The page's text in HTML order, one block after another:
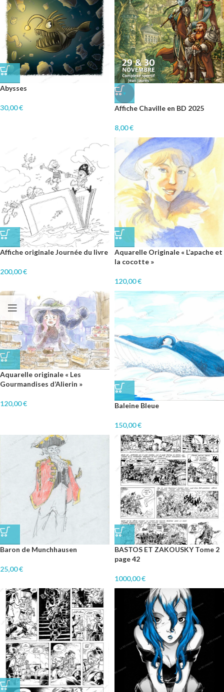
Abysses
30,00€
♥
Affiche Chaville en BD 2025
8,00€
Affiche originale Journée du livre
200,00€
Aquarelle Originale « L’apache et
la cocotte »
120,00€
Aquarelle originale « Les
Gourmandises d’Alierin »
120,00€ Baleine Bleue
150,00€
Baron de Munchhausen
25,00€
BASTOS ET ZAKOUSKY Tome 2
page 42
1000,00€